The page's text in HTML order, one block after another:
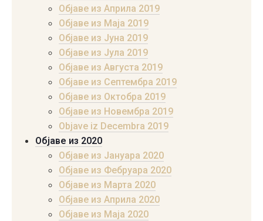
Објаве из Априла 2019
Објаве из Маја 2019
Објаве из Јуна 2019
Објаве из Јула 2019
Објаве из Августа 2019
Објаве из Септембра 2019
Објаве из Октобра 2019
Објаве из Новембра 2019
Objave iz Decembra 2019
Објаве из 2020
Објаве из Јануара 2020
Објаве из Фебруара 2020
Објаве из Марта 2020
Објаве из Априла 2020
Објаве из Маја 2020